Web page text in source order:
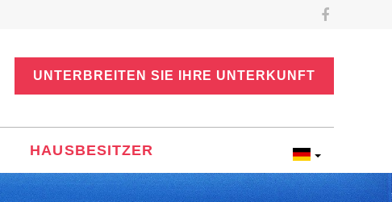
UNTERBREITEN SIE IHRE UNTERKUNFT
HAUSBESITZER